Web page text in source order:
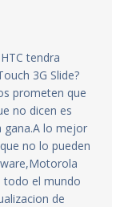
tendra
3G Slide?
prometen que
no dicen es
gana.A lo mejor
no lo pueden
todo el mundo
de